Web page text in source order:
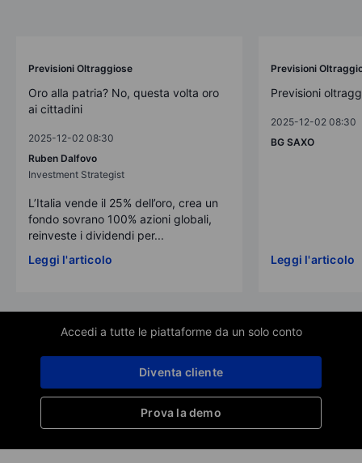
Previsioni Oltraggiose
Oro alla patria? No, questa volta oro
ai cittadini
2025-12-02 08:30
Ruben Dalfovo
Investment Strategist
L’Italia vende il 25% dell’oro, crea un
fondo sovrano 100% azioni globali,
reinveste i dividendi per...
Leggi l'articolo
Previsioni
Previsioni
2025-12-02 08:30
BG SAXO
Leggi l'articolo
Accedi a tutte le piattaforme da un solo conto
Prova la demo
Diventa cliente